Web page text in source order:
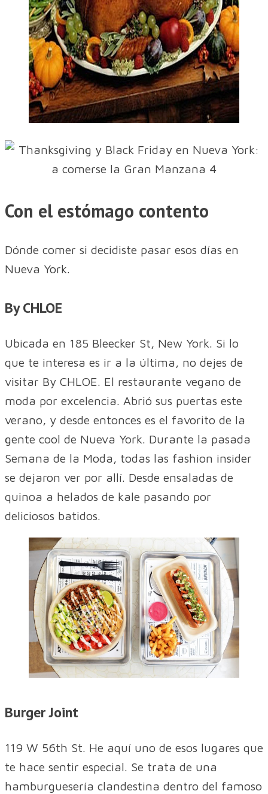
Con el estómago contento
Dónde comer si decidiste pasar esos días en
Nueva York.
By CHLOE
Ubicada en 185 Bleecker St, New York. Si lo
que te interesa es ir a la última, no dejes de
visitar By CHLOE. El restaurante vegano de
moda por excelencia. Abrió sus puertas este
verano, y desde entonces es el favorito de la
gente cool de Nueva York. Durante la pasada
Semana de la Moda, todas las fashion insider
se dejaron ver por allí. Desde ensaladas de
quinoa a helados de kale pasando por
deliciosos batidos.
Burger Joint
119 W 56th St. He aquí uno de esos lugares que
te hace sentir especial. Se trata de una
hamburguesería clandestina dentro del famoso